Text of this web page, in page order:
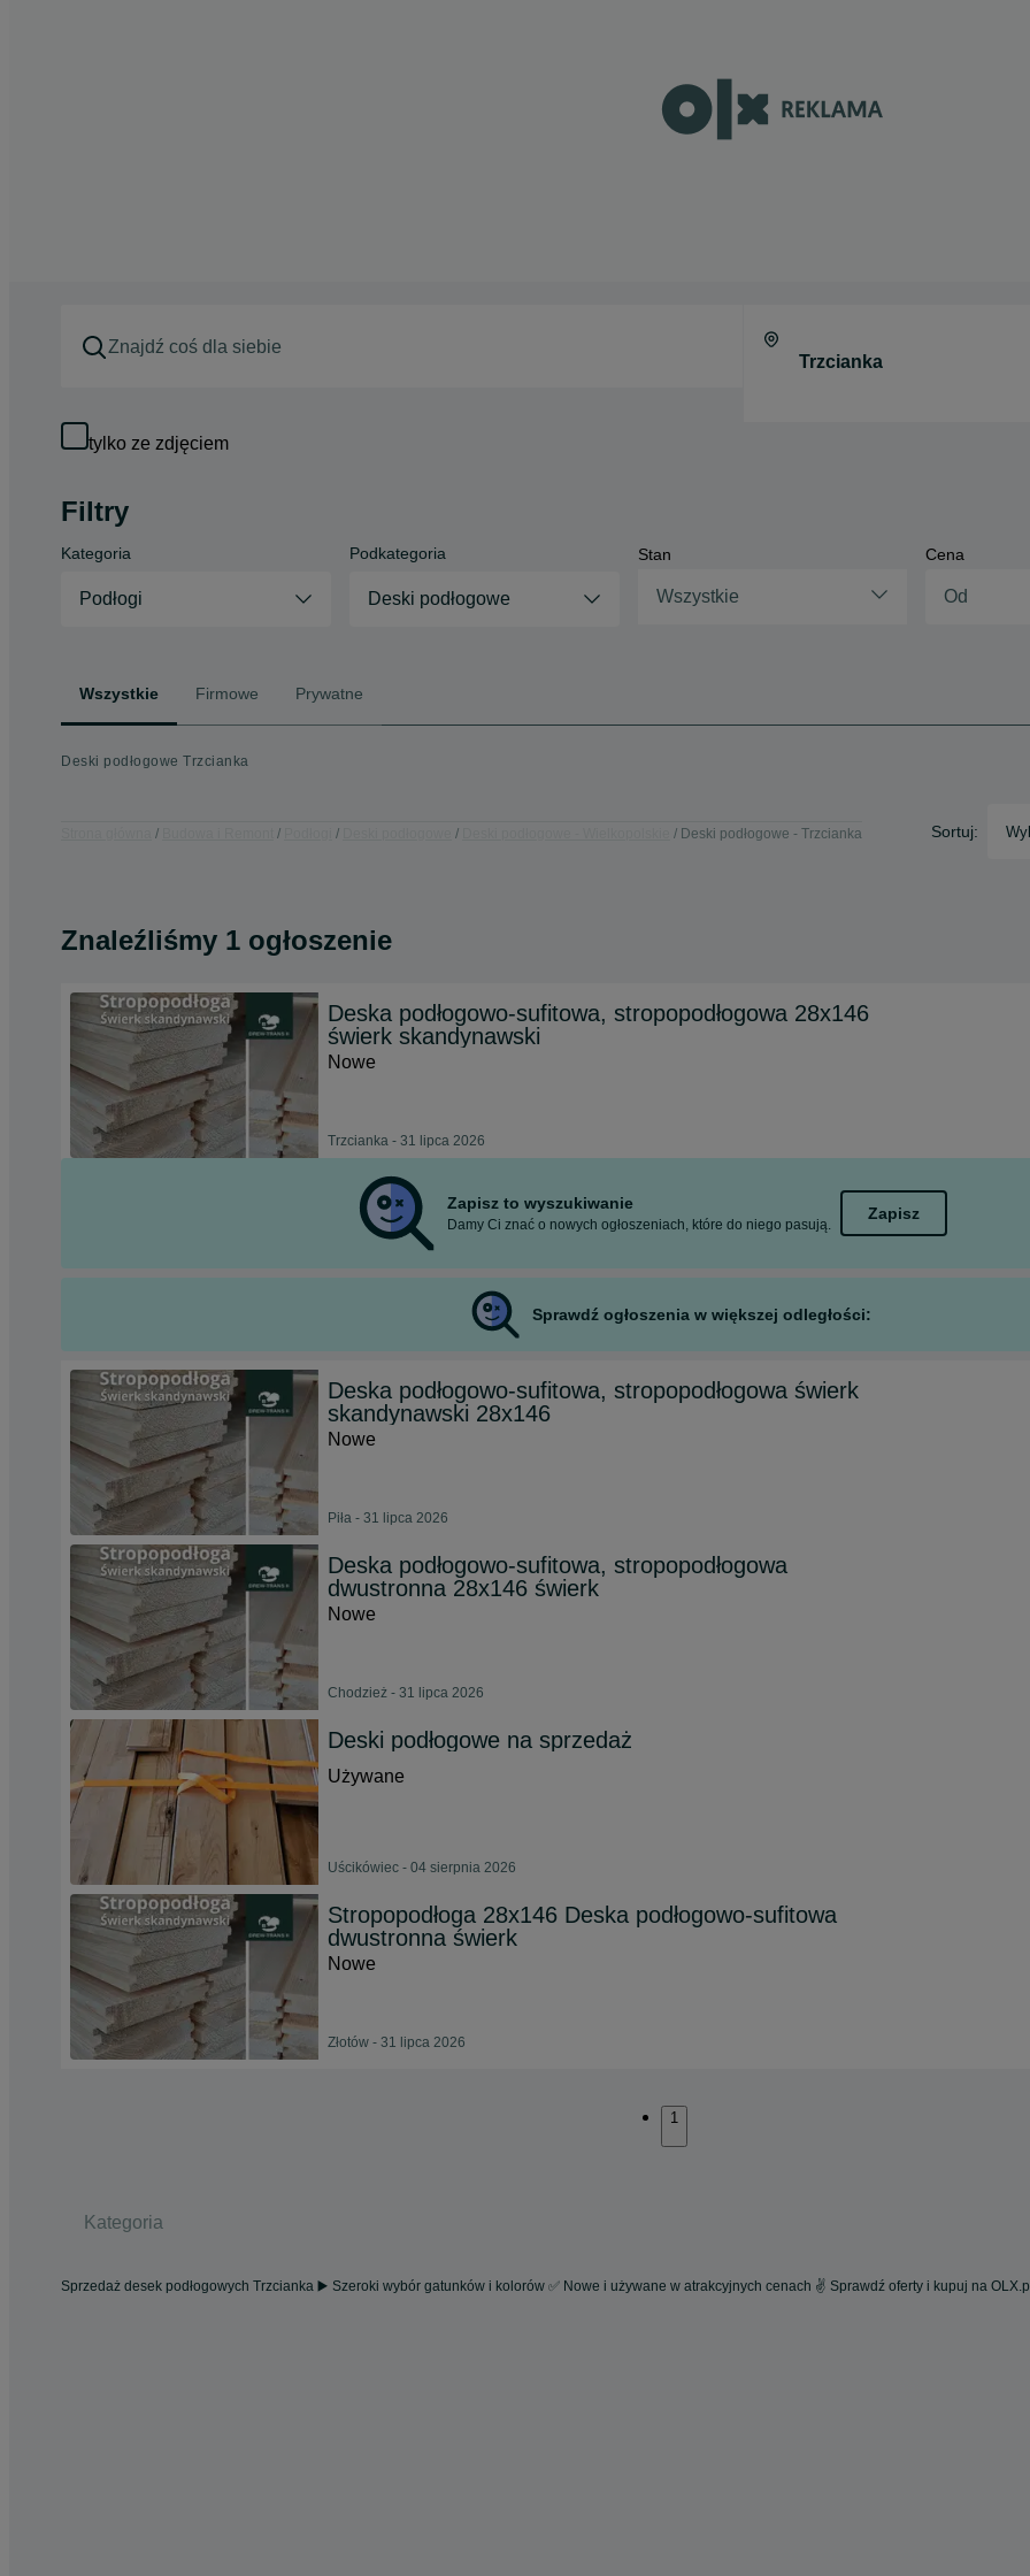
tylko ze zdjęciem
Filtry
Kategoria
Podłogi
Podkategoria
Deski podłogowe
Stan
Wszystkie
Cena
Wszystkie Firmowe Prywatne
Deski podłogowe Trzcianka
Deski podłogowe - Trzcianka Sortuj:
Znaleźliśmy 1 ogłoszenie
Deska podłogowo-sufitowa, stropopodłogowa 28x146
świerk skandynawski
Nowe
Trzcianka - 31 lipca 2026
Zapisz to wyszukiwanie
Damy Ci znać o nowych ogłoszeniach, które do niego pasują.
Zapisz
Sprawdź ogłoszenia w większej odległości:
Deska podłogowo-sufitowa, stropopodłogowa świerk
skandynawski 28x146
Nowe
Piła - 31 lipca 2026
Deska podłogowo-sufitowa, stropopodłogowa
dwustronna 28x146 świerk
Nowe
Chodzież - 31 lipca 2026
Deski podłogowe na sprzedaż
Używane
Uścikówiec - 04 sierpnia 2026
Stropopodłoga 28x146 Deska podłogowo-sufitowa
dwustronna świerk
Nowe
Złotów - 31 lipca 2026
1
Kategoria
Sprzedaż desek podłogowych Trzcianka ▶️ Szeroki wybór gatunków i kolorów ✅ Nowe i używane w atrakcyjnych cenach ✌ Sprawdź oferty i kupuj na